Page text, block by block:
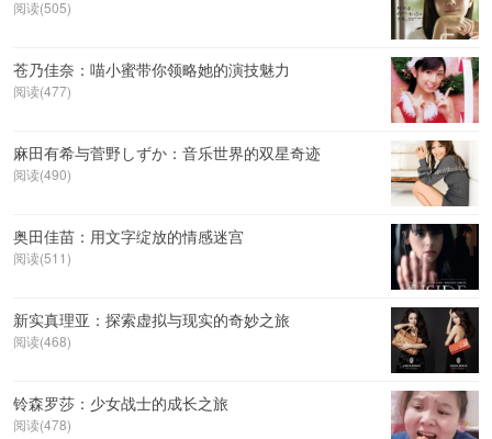
阅读(505)
苍乃佳奈：喵小蜜带你领略她的演技魅力
阅读(477)
麻田有希与菅野しずか：音乐世界的双星奇迹
阅读(490)
奥田佳苗：用文字绽放的情感迷宫
阅读(511)
新实真理亚：探索虚拟与现实的奇妙之旅
阅读(468)
铃森罗莎：少女战士的成长之旅
阅读(478)